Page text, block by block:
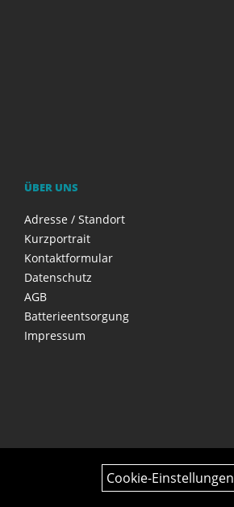
ÜBER UNS
Adresse / Standort
Kurzportrait
Kontaktformular
Datenschutz
AGB
Batterieentsorgung
Impressum
Über uns
Cookie-Einstellungen